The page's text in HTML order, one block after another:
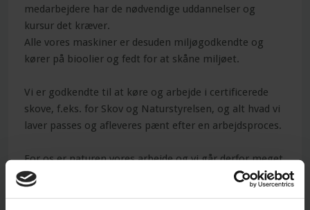
medarbejdere har de nødvendige uddannelser og
kursur det kræver.
Alle vores maskiner er desuden miljøgodkendte og
kører på bioolier og fedt for at skåne miljøet.
Vi er godkendte til at køre og arbejde i certificerede
skove, f.eks. for Skov og Naturstyrelsen, og alt hvad vi
laver passes og afleveres pænt efter en arbejdsproces.
For os er naturen vores arbejde og vi går derfor meget
op i at bevare den.